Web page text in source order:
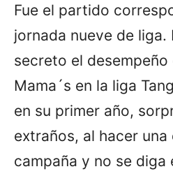
Fue el partido
jornada nueve de liga.
secreto el desempeño
Mama´s en la liga
en su primer año,
extraños, al hacer una
campaña y no se diga